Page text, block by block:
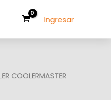
Ingresar
COOLERMASTER